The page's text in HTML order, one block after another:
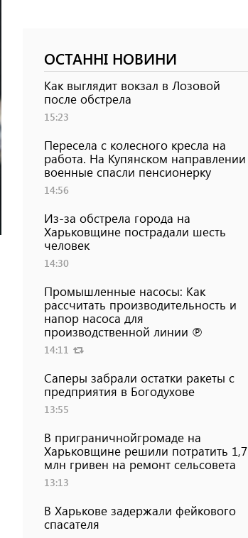
ОСТАННІ НОВИНИ
Как выглядит вокзал в Лозовой
после обстрела
15:23
Пересела с колесного кресла на
работа. На Купянском направлении
военные спасли пенсионерку
14:56
Из-за обстрела города на
Харьковщине пострадали шесть
человек
14:30
Промышленные насосы: Как
рассчитать производительность и
напор насоса для
производственной линии ℗
14:11
Саперы забрали остатки ракеты с
предприятия в Богодухове
13:55
В приграничнойгромаде на
Харьковщине решили потратить 1,7
млн ​​гривен на ремонт сельсовета
13:13
В Харькове задержали фейкового
спасателя